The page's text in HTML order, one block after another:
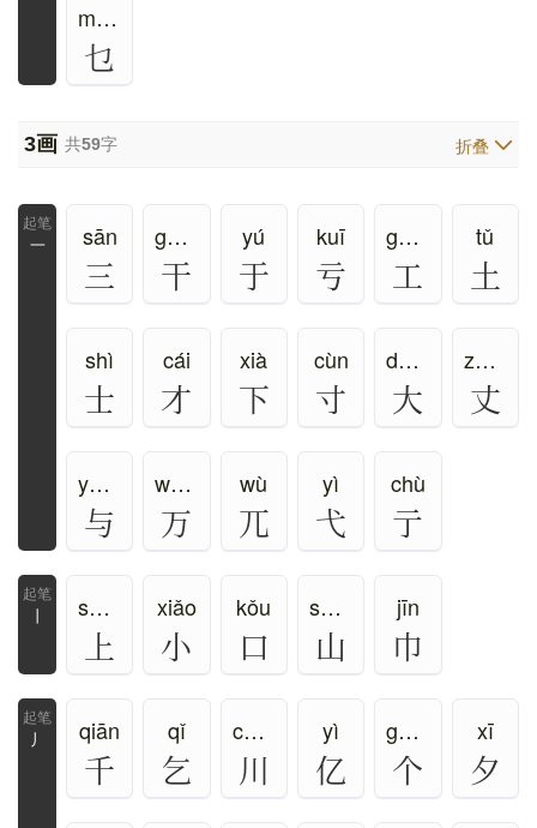
miē、niè
乜
3画 共59字 折叠
一 sān
三
gān、gàn
干
yú
于
kuī
亏
gōng
工
tǔ
土
shì
士
cái
才
xià
下
cùn
寸
dà、dài、tài
大
zhàng
丈
yǔ、yù、yú
与
wàn、mò
万
wù
兀
yì
弋
chù
亍
shàng、shǎng
上
xiǎo
小
kǒu
口
shān
山
jīn
巾
丿 qiān
千
qǐ
乞
chuān
川
yì
亿
gè、gě
个
xī
夕